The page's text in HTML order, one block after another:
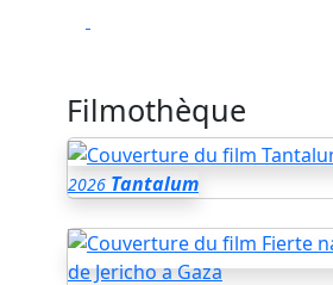
Filmothèque
2026 Tantalum